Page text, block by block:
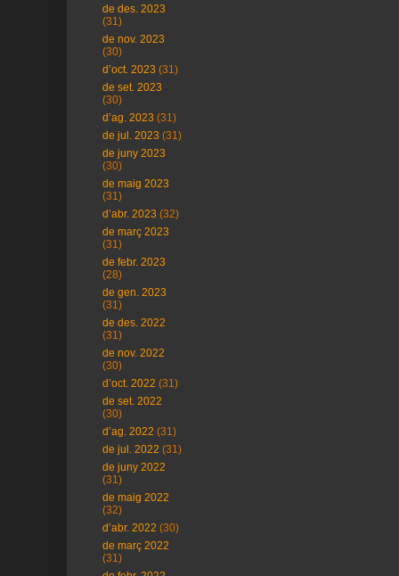
de des. 2023
(31)
de nov. 2023
(30)
d’oct. 2023 (31)
de set. 2023
(30)
d’ag. 2023 (31)
de jul. 2023 (31)
de juny 2023
(30)
de maig 2023
(31)
d’abr. 2023 (32)
de març 2023
(31)
de febr. 2023
(28)
de gen. 2023
(31)
de des. 2022
(31)
de nov. 2022
(30)
d’oct. 2022 (31)
de set. 2022
(30)
d’ag. 2022 (31)
de jul. 2022 (31)
de juny 2022
(31)
de maig 2022
(32)
d’abr. 2022 (30)
de març 2022
(31)